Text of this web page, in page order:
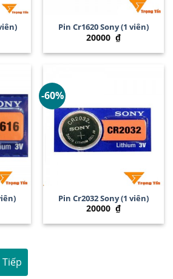
Pin Cr1620 Sony (1 viên)
20000 ₫
-60%
Pin Cr2032 Sony (1 viên)
20000 ₫
Tiếp